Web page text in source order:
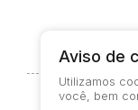
© 2026-
Aviso de
Utilizamos
você, bem